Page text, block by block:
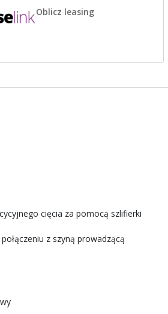
Oblicz leasing
cięcia za pomocą szlifierki
z szyną prowadzącą